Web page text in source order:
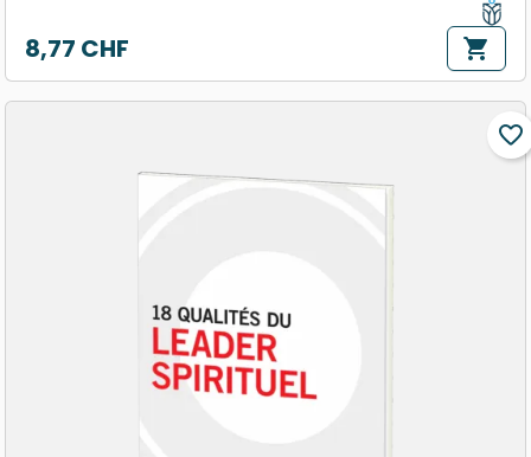
Prix
8,77 CHF shopping_cart
favorite_border